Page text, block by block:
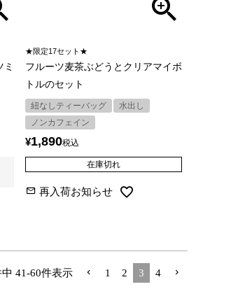
ミ
★限定17セット★
フルーツ麦茶ぶどうとクリアマイボ
トルのセット
紐なしティーバッグ
水出し
ノンカフェイン
¥1,890税込
在庫切れ
再入荷お知らせ
41-60件表示 1 2 3 4